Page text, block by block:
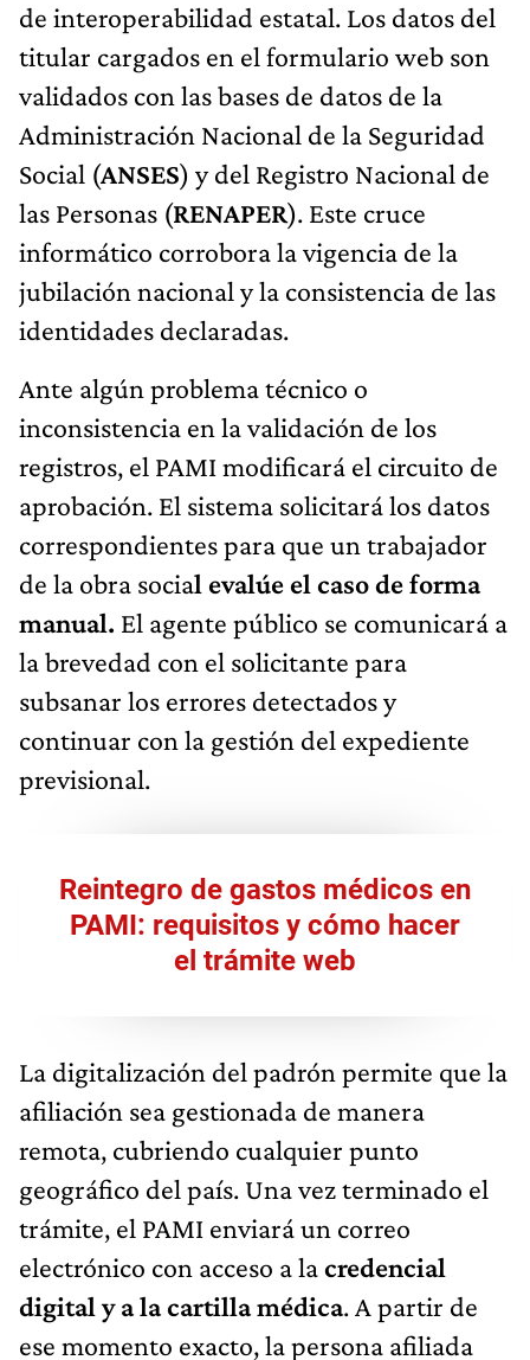
de interoperabilidad estatal. Los datos del
titular cargados en el formulario web son
validados con las bases de datos de la
Administración Nacional de la Seguridad
Social (ANSES) y del Registro Nacional de
las Personas (RENAPER). Este cruce
informático corrobora la vigencia de la
jubilación nacional y la consistencia de las
identidades declaradas.
Ante algún problema técnico o
inconsistencia en la validación de los
registros, el PAMI modificará el circuito de
aprobación. El sistema solicitará los datos
correspondientes para que un trabajador
de la obra social evalúe el caso de forma
manual. El agente público se comunicará a
la brevedad con el solicitante para
subsanar los errores detectados y
continuar con la gestión del expediente
previsional.
Reintegro de gastos médicos en
PAMI: requisitos y cómo hacer
el trámite web
La digitalización del padrón permite que la
afiliación sea gestionada de manera
remota, cubriendo cualquier punto
geográfico del país. Una vez terminado el
trámite, el PAMI enviará un correo
electrónico con acceso a lacredencial
digital y a la cartilla médica. A partir de
ese momento exacto, la persona afiliada